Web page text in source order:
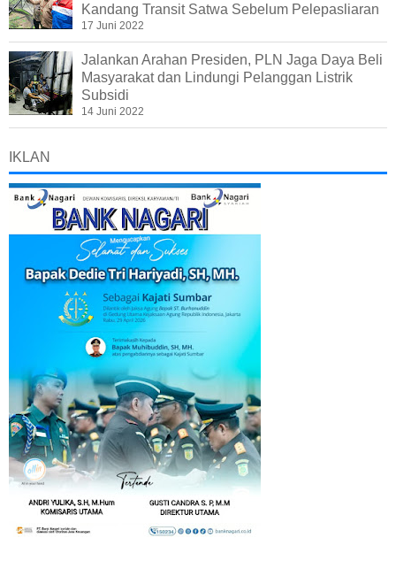
Kandang Transit Satwa Sebelum Pelepasliaran
17 Juni 2022
Jalankan Arahan Presiden, PLN Jaga Daya Beli
Masyarakat dan Lindungi Pelanggan Listrik
Subsidi
14 Juni 2022
IKLAN